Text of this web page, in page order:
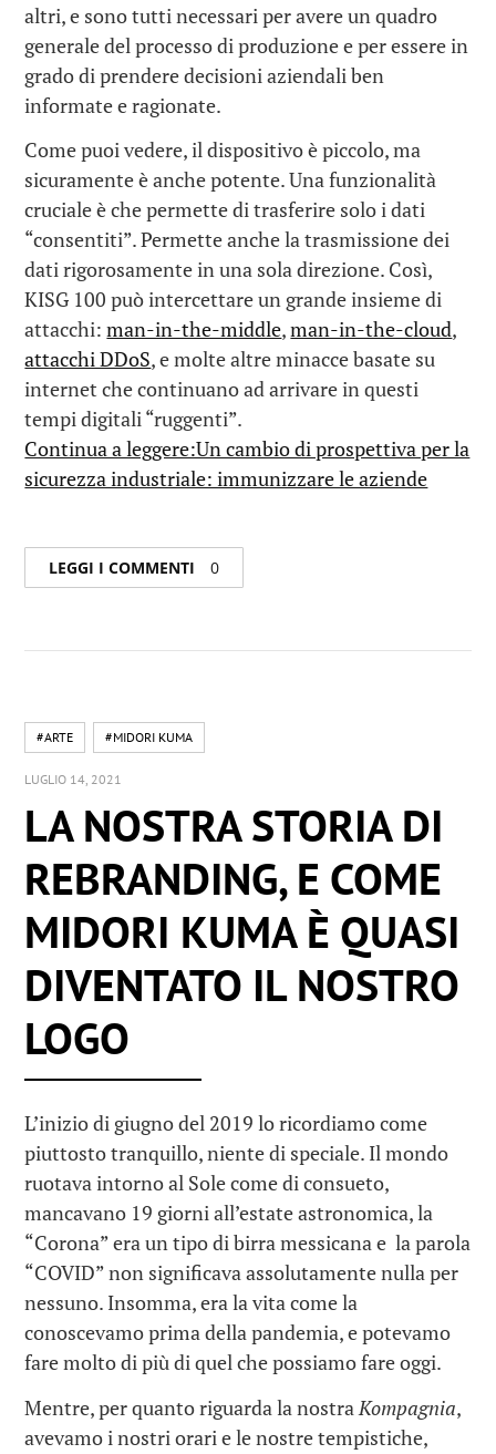
altri, e sono tutti necessari per avere un quadro
generale del processo di produzione e per essere in
grado di prendere decisioni aziendali ben
informate e ragionate.
Come puoi vedere, il dispositivo è piccolo, ma
sicuramente è anche potente. Una funzionalità
cruciale è che permette di trasferire solo i dati
“consentiti”. Permette anche la trasmissione dei
dati rigorosamente in una sola direzione. Così,
KISG 100 può intercettare un grande insieme di
attacchi:man-in-the-middle,man-in-the-cloud,
attacchi DDoS, e molte altre minacce basate su
internet che continuano ad arrivare in questi
tempi digitali “ruggenti”.
Continua a leggere:Un cambio di prospettiva per la
sicurezza industriale: immunizzare le aziende
LEGGI I COMMENTI 0
#ARTE #MIDORI KUMA
LUGLIO 14, 2021
LA NOSTRA STORIA DI
REBRANDING, E COME
MIDORI KUMA È QUASI
DIVENTATO IL NOSTRO
LOGO
L’inizio di giugno del 2019 lo ricordiamo come
piuttosto tranquillo, niente di speciale. Il mondo
ruotava intorno al Sole come di consueto,
mancavano 19 giorni all’estate astronomica, la
“Corona” era un tipo di birra messicana e la parola
“COVID” non significava assolutamente nulla per
nessuno. Insomma, era la vita come la
conoscevamo prima della pandemia, e potevamo
fare molto di più di quel che possiamo fare oggi.
Mentre, per quanto riguarda la nostra Kompagnia,
avevamo i nostri orari e le nostre tempistiche,